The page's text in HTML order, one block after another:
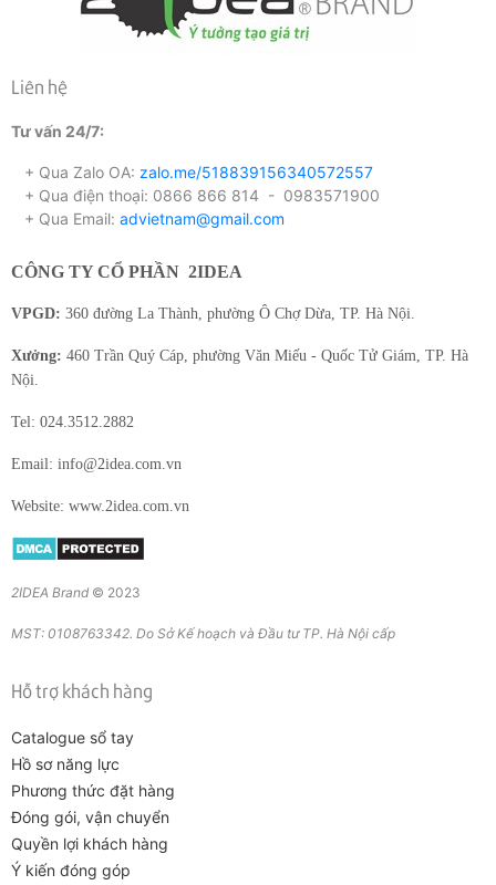
Liên hệ
Tư vấn 24/7:
+ Qua Zalo OA: zalo.me/518839156340572557
+ Qua điện thoại: 0866 866 814 - 0983571900
+ Qua Email: advietnam@gmail.com
CÔNG TY CỔ PHẦN 2IDEA
VPGD: 360 đường La Thành, phường Ô Chợ Dừa, TP. Hà Nội.
Xưởng: 460 Trần Quý Cáp, phường Văn Miếu - Quốc Tử Giám, TP. Hà
Nội.
Tel: 024.3512.2882
Email: info@2idea.com.vn
Website: www.2idea.com.vn
2IDEA Brand © 2023
MST: 0108763342. Do Sở Kế hoạch và Đầu tư TP. Hà Nội cấp
Hỗ trợ khách hàng
Catalogue sổ tay
Hồ sơ năng lực
Phương thức đặt hàng
Đóng gói, vận chuyển
Quyền lợi khách hàng
Ý kiến đóng góp